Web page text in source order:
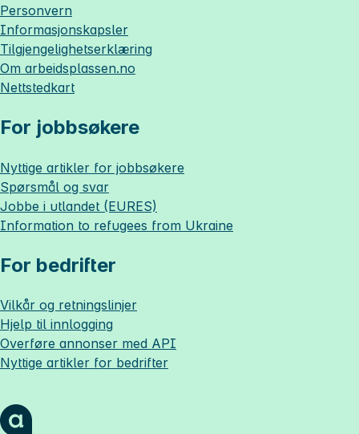
Personvern
Informasjonskapsler
Tilgjengelighetserklæring
Om arbeidsplassen.no
Nettstedkart
For jobbsøkere
Nyttige artikler for jobbsøkere
Spørsmål og svar
Jobbe i utlandet (EURES)
Information to refugees from Ukraine
For bedrifter
Vilkår og retningslinjer
Hjelp til innlogging
Overføre annonser med API
Nyttige artikler for bedrifter